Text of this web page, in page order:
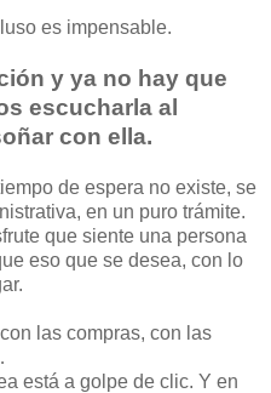
es impensable.
y ya no hay que
escucharla al
con ella.
de espera no existe, se
en un puro trámite.
que siente una persona
eso que se desea, con lo
las compras, con las
está a golpe de clic. Y en